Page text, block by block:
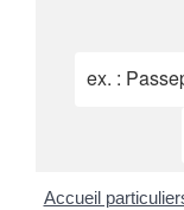
Accueil